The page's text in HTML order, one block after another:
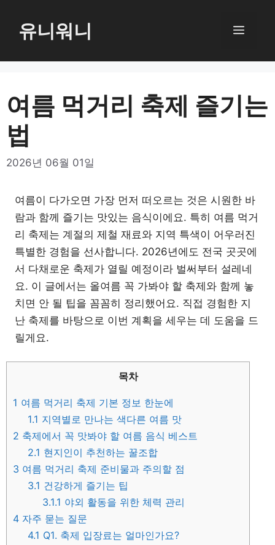
로
뛰
기
유니워니 메
여름 먹거리 축제 즐기는
법
2026년 06월 01일
여름이 다가오면 가장 먼저 떠오르는 것은 시원한 바
람과 함께 즐기는 맛있는 음식이에요. 특히 여름 먹거
리 축제는 계절의 제철 재료와 지역 특색이 어우러진
특별한 경험을 선사합니다. 2026년에도 전국 곳곳에
서 다채로운 축제가 열릴 예정이라 벌써부터 설레네
요. 이 글에서는 올여름 꼭 가봐야 할 축제와 함께 놓
치면 안 될 팁을 꼼꼼히 정리했어요. 직접 경험한 지
난 축제를 바탕으로 이번 계획을 세우는 데 도움을 드
릴게요.
목차
1 여름 먹거리 축제 기본 정보 한눈에
1.1 지역별로 만나는 색다른 여름 맛
2 축제에서 꼭 맛봐야 할 여름 음식 베스트
2.1 현지인이 추천하는 꿀조합
3 여름 먹거리 축제 준비물과 주의할 점
3.1 건강하게 즐기는 팁
3.1.1 야외 활동을 위한 체력 관리
4 자주 묻는 질문
4.1 Q1. 축제 입장료는 얼마인가요?